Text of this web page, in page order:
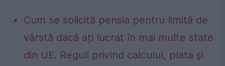
Cum se solicită pensia pentru limită de
vârstă dacă ați lucrat în mai multe state
din UE. Reguli privind calculul, plata și